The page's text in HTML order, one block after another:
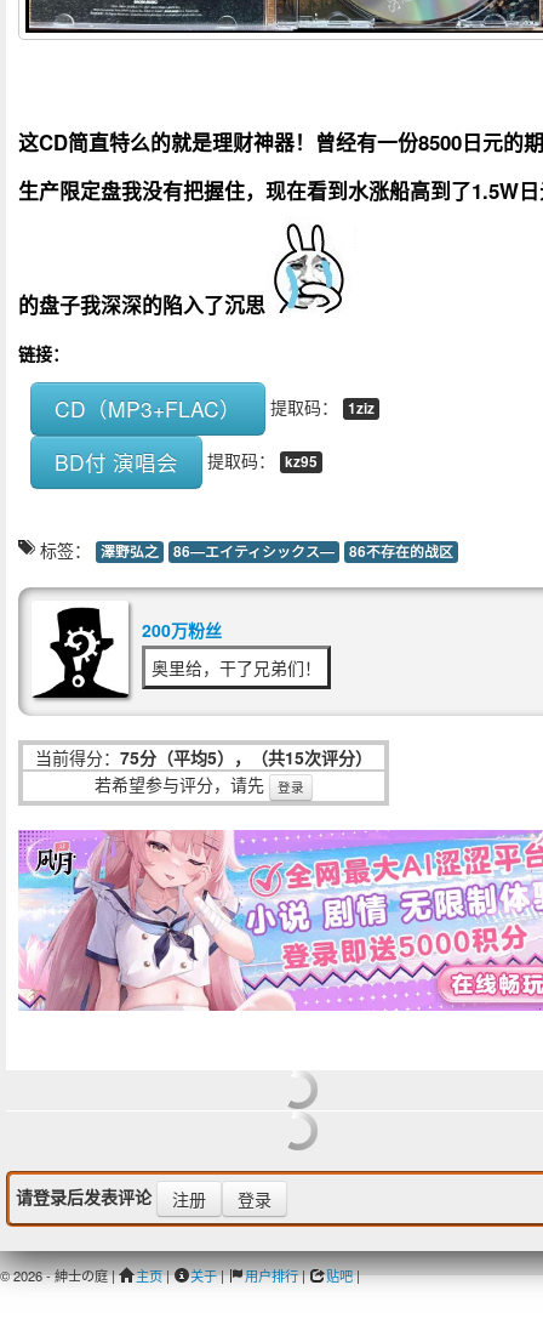
这CD简直特么的就是理财神器！曾经有一份8500日元的
生产限定盘我没有把握住，现在看到水涨船高到了1.5W
的盘子我深深的陷入了沉思
链接：
CD（MP3+FLAC） 提取码： 1ziz
BD付 演唱会 提取码： kz95
标签： 澤野弘之 86―エイティシックス― 86不存在的战区
200万粉丝
奥里给，干了兄弟们！
当前得分： 75分（平均5），（共15次评分）
若希望参与评分，请先
登录
请登录后发表评论 注册 登录
© 2026 - 紳士の庭 | 主页| 关于| 用户排行| 贴吧|